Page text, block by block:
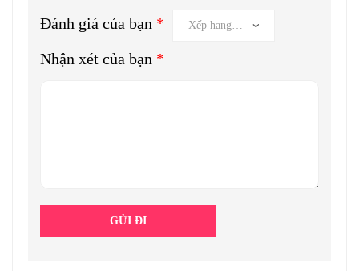
Đánh giá của bạn *
Nhận xét của bạn *